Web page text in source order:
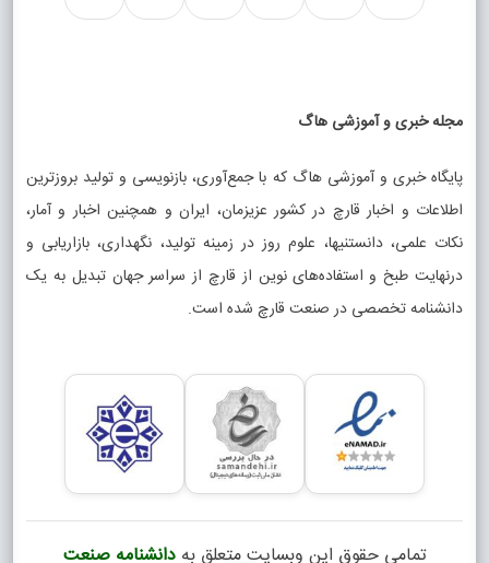
مجله خبری و آموزشی هاگ
پایگاه خبری و آموزشی هاگ که با جمع‌آوری، بازنویسی و تولید بروزترین
اطلاعات و اخبار قارچ در کشور عزیزمان، ایران و همچنین اخبار و آمار،
نکات علمی، دانستنیها، علوم روز در زمینه تولید، نگهداری، بازاریابی و
درنهایت طبخ و استفاده‌های نوین از قارچ از سراسر جهان تبدیل به یک
دانشنامه تخصصی در صنعت قارچ شده است.
تمامی حقوق این وبسایت متعلق بهدانشنامه صنعت